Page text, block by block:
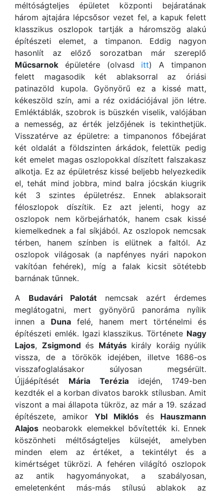
méltóságteljes épületet központi bejáratának
három ajtajára lépcsősor vezet fel, a kapuk felett
klasszikus oszlopok tartják a háromszög alakú
építészeti elemet, a timpanon. Eddig nagyon
hasonlít az előző sorozatban már szereplő
Műcsarnok épületére (olvasd itt) A timpanon
felett magasodik két ablaksorral az óriási
patinazöld kupola. Gyönyörű ez a kissé matt,
kékeszöld szín, ami a réz oxidációjával jön létre.
Emléktáblák, szobrok is büszkén viselik, valójában
a nemesség, az érték jelzőjének is tekinthetjük.
Visszatérve az épületre: a timpanonos főbejárat
két oldalát a földszinten árkádok, felettük pedig
két emelet magas oszlopokkal díszített falszakasz
alkotja. Ez az épületrész kissé beljebb helyezkedik
el, tehát mind jobbra, mind balra jócskán kiugrik
két 3 szintes épületrész. Ennek ablaksorait
féloszlopok díszítik. Ez azt jelenti, hogy az
oszlopok nem körbejárhatók, hanem csak kissé
kiemelkednek a fal síkjából. Az oszlopok nemcsak
térben, hanem színben is elütnek a faltól. Az
oszlopok világosak (a napfényes nyári napokon
vakítóan fehérek), míg a falak kicsit sötétebb
barnának tűnnek.
A Budavári Palotát nemcsak azért érdemes
meglátogatni, mert gyönyörű panoráma nyílik
innen a Duna felé, hanem mert történelmi és
építészeti emlék. Igazi klasszikus. Története Nagy
Lajos, Zsigmondés Mátyáskirály koráig nyúlik
vissza, de a törökök idejében, illetve 1686-os
visszafoglalásakor súlyosan megsérült.
Újjáépítését Mária Teréziaidején, 1749-ben
kezdték el a korban divatos barokk stílusban. Amit
viszont a mai állapota tükröz, az már a 19. század
építészete, amikor Ybl Miklós és Hauszmann
Alajos neobarokk elemekkel bővítették ki. Ennek
köszönheti méltőságteljes külsejét, amelyben
minden elem az értéket, a tekintélyt és a
kimértséget tükrözi. A fehéren világító oszlopok
az antik hagyományokat, a szabályosan,
emeletenként más-más stílusú ablakok az